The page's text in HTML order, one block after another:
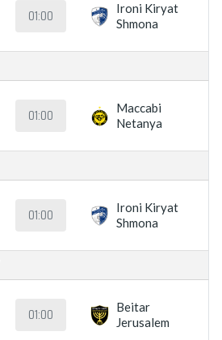
01:00
Ironi Kiryat
Shmona
01:00
Maccabi
Netanya
01:00
Ironi Kiryat
Shmona
01:00
Beitar
Jerusalem